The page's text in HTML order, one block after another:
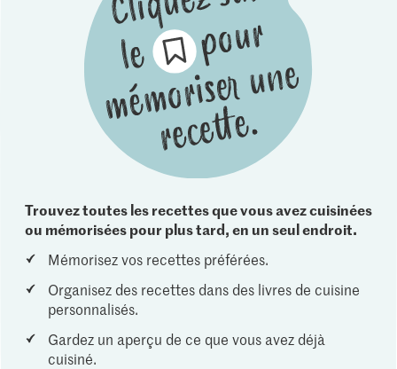
Trouvez toutes les recettes que vous avez cuisinées
ou mémorisées pour plus tard, en un seul endroit.
Mémorisez vos recettes préférées.
Organisez des recettes dans des livres de cuisine
personnalisés.
Gardez un aperçu de ce que vous avez déjà
cuisiné.